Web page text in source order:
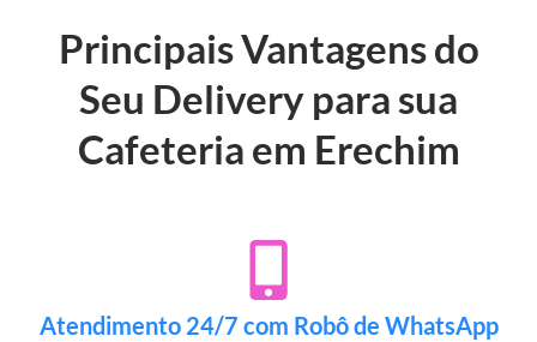
Principais Vantagens do
Seu Delivery para sua
Cafeteria em Erechim
Atendimento 24/7 com Robô de WhatsApp